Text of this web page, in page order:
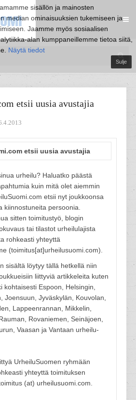
sisällön ja mainosten
median ominaisuuksien tukemiseen ja
Jaamme myös sosiaalisen
alan kumppaneillemme tietoa siitä,
Näytä tiedot
Sulje
etsii uusia avustajia
etsii uusia avustajia
urheilu? Haluatko päästä
kuin mitä olet aiemmin
etsii nyt joukkoonsa
kiinnostuneita persoonia.
sitten toimitustyö, blogin
tai tilastot urheilulajista
rohkeasti yhteyttä
(toimitus[at]urheilusuomi.com).
sisältä löytyy tällä hetkellä niin
liittyviä artikkeleita kuten
kohtaisesti Espoon, Helsingin,
Joensuun, Jyväskylän, Kouvolan,
Lappeenrannan, Mikkelin,
Rovaniemen, Seinäjoen,
Vaasan ja Vantaan urheilu-
UrheiluSuomen ryhmään
yhteyttä toimituksen
(at) urheilusuomi.com.